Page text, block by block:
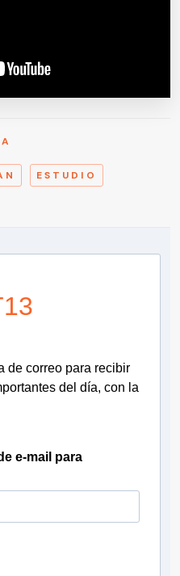
ESTUDIO
de correo para recibir
del día, con la
e-mail para